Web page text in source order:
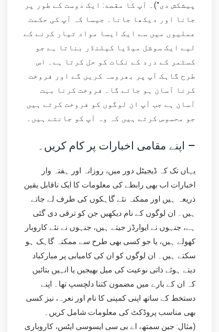
پیشکش دی”)۔ آپ کا مقصد: ایک دوست کے طور پر
جانا اور دیکھا جانا۔ جیسا کہ آپ کی حکمت
عملیوں میں سے ایک ایسا مواد تیار کرنے کے
لیے ایک سوشل میڈیا کیلنڈر بناتا ہے جو
کسٹمر کے درد کے نکات کو حل کرتا ہے۔ اس
طرح گاہک آپ پر بھروسہ کریں گے اور فروخت
کرنا آسان ہو جائے گا۔ فروخت کرنا بہت
آسان ہے جب آپ ان لوگوں کو فروخت کرتے ہیں
جو محسوس کرتے ہیں کہ وہ آپ کو جانتے ہیں۔
اپنے مقامی اخبارات پر کام کریں۔ –
یہاں تک کہ ڈیجیٹل دور میں، روزانہ اور ہفتہ وار
اخبارات اب بھی رابطے کی معلومات کا ایک ناقابل یقین
ذریعہ ہیں اور ممکنہ نئے گاہکوں کی طرف لے جاتے
ہیں۔ ان لوگوں کے نام دیکھیں جن کو ترقی دی گئی
ہے، جنہوں نے ایوارڈز جیتے ہیں، جنہوں نے نئے کاروبار
کھولے ہیں، یا جو کسی بھی طرح سے ممکنہ گاہک ہو
سکتے ہیں۔ ان لوگوں کو ان کی کامیابی پر مبارکباد
دیتے ہوئے ذاتی نوعیت کی میل بھیجیں یا انہیں بتائیں
کہ ان کے بارے میں مضمون کتنا دلچسپ تھا۔ اپنے
دستخط کے ساتھ اپنی کمپنی کا نام اور نعرہ، نیز کسی
بھی مناسب پروڈکٹ کی معلومات شامل کریں۔
(مثال: جین سمتھ، اے بی سی ایسوسی ایٹس، کاروباری